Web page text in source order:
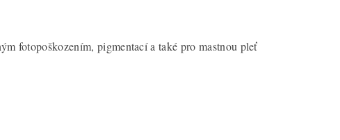
fotopoškozením, pigmentací a také pro mastnou pleť